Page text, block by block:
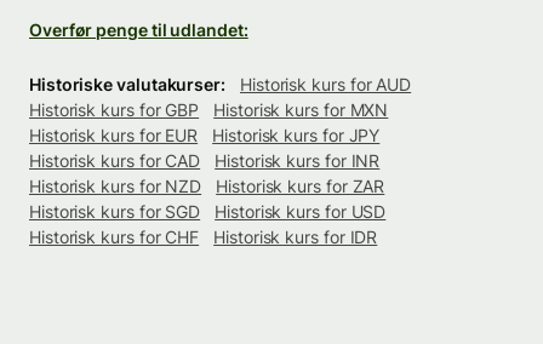
Overfør penge til udlandet:
Historiske valutakurser:
Historisk kurs for AUD
Historisk kurs for GBP
Historisk kurs for MXN
Historisk kurs for EUR
Historisk kurs for JPY
Historisk kurs for CAD
Historisk kurs for INR
Historisk kurs for NZD
Historisk kurs for ZAR
Historisk kurs for SGD
Historisk kurs for USD
Historisk kurs for CHF
Historisk kurs for IDR